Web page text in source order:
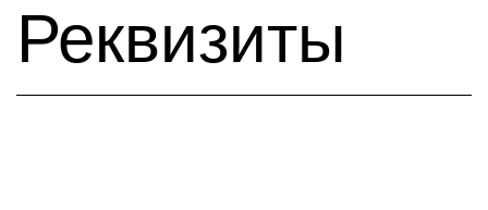
Реквизиты